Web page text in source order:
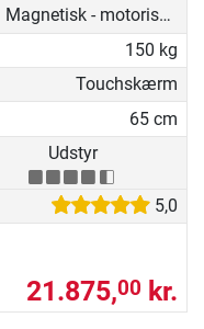
Magnetisk - motoriseret
150 kg
Touchskærm
65 cm
Udstyr
5,0
21.875,00 kr.